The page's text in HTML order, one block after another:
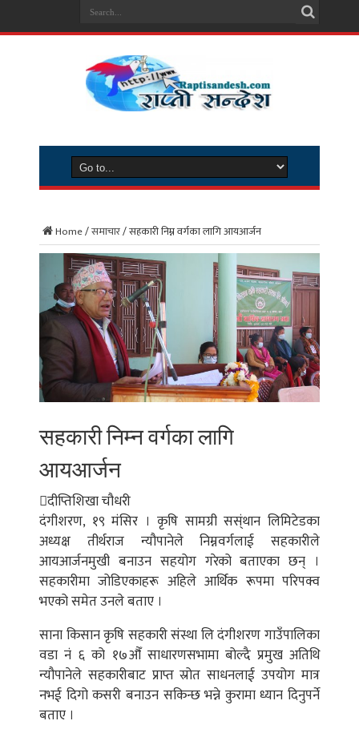
Home/समाचार/सहकारी निम्न वर्गका लागि आयआर्जन
सहकारी निम्न वर्गका लागि
आयआर्जन
दीप्तिशिखा चौधरी
दंगीशरण, १९ मंसिर । कृषि सामग्री सस्ंथान लिमिटेडका
अध्यक्ष तीर्थराज न्यौपानेले निम्नवर्गलाई सहकारीले
आयआर्जनमुखी बनाउन सहयोग गरेको बताएका छन् ।
सहकारीमा जोडिएकाहरू अहिले आर्थिक रूपमा परिपक्व
भएको समेत उनले बताए ।
साना किसान कृषि सहकारी संस्था लि दंगीशरण गाउँपालिका
वडा नं ६ को १७औँ साधारणसभामा बोल्दै प्रमुख अतिथि
न्यौपानेले सहकारीबाट प्राप्त स्रोत साधनलाई उपयोग मात्र
नभई दिगो कसरी बनाउन सकिन्छ भन्ने कुरामा ध्यान दिनुपर्ने
बताए ।